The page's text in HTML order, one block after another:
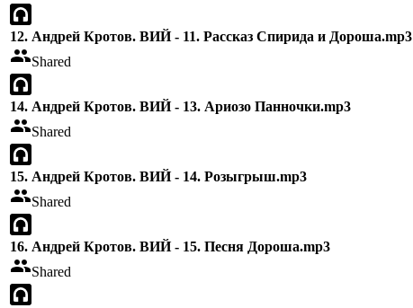
12. Андрей Кротов. ВИЙ - 11. Рассказ Спирида и Дороша.mp3
Shared
14. Андрей Кротов. ВИЙ - 13. Ариозо Панночки.mp3
Shared
15. Андрей Кротов. ВИЙ - 14. Розыгрыш.mp3
Shared
16. Андрей Кротов. ВИЙ - 15. Песня Дороша.mp3
Shared